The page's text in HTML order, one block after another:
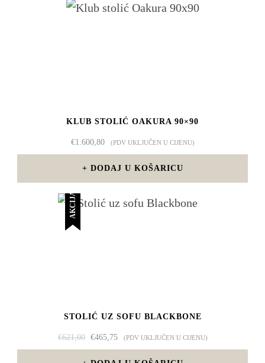
KLUB STOLIĆ OAKURA 90×90
€1.600,80 (PDV UKLJUČEN U CIJENU)
DODAJ U KOŠARICU
AKCIJA!
STOLIĆ UZ SOFU BLACKBONE
€621,00
IZVORNA
CIJENA
€465,75TRENUTNA
CIJENA
(PDV UKLJUČEN U CIJENU)